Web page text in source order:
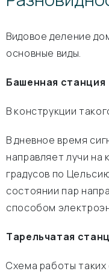
Видовое деление
основные виды.
Башенная станция
В конструкции
В дневное время
направляет лучи на
градусов по
состоянии пар
способом
Тарельчатая
Схема работы